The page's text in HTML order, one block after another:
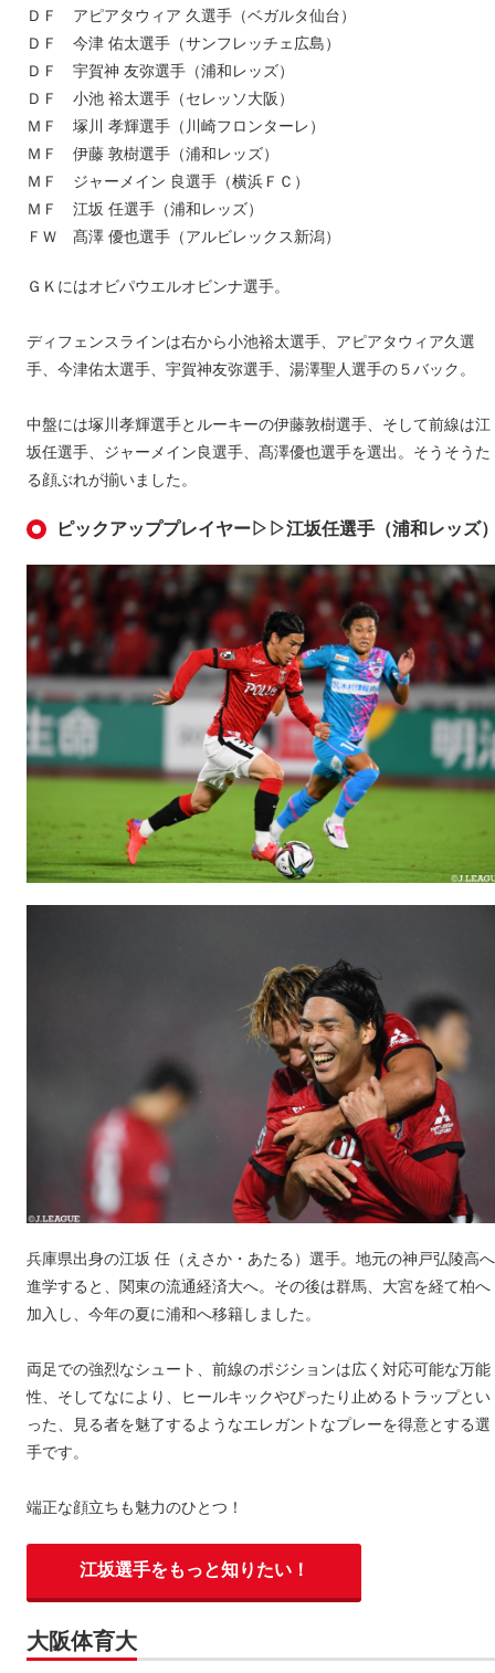
ＤＦ アピアタウィア 久選手（ベガルタ仙台）
ＤＦ 今津 佑太選手（サンフレッチェ広島）
ＤＦ 宇賀神 友弥選手（浦和レッズ）
ＤＦ 小池 裕太選手（セレッソ大阪）
ＭＦ 塚川 孝輝選手（川崎フロンターレ）
ＭＦ 伊藤 敦樹選手（浦和レッズ）
ＭＦ ジャーメイン 良選手（横浜ＦＣ）
ＭＦ 江坂 任選手（浦和レッズ）
ＦＷ 髙澤 優也選手（アルビレックス新潟）
ＧＫにはオビパウエルオビンナ選手。
ディフェンスラインは右から小池裕太選手、アピアタウィア久選
手、今津佑太選手、宇賀神友弥選手、湯澤聖人選手の５バック。
中盤には塚川孝輝選手とルーキーの伊藤敦樹選手、そして前線は江
坂任選手、ジャーメイン良選手、髙澤優也選手を選出。そうそうた
る顔ぶれが揃いました。
ピックアッププレイヤー▷▷江坂任選手（浦和レッズ
兵庫県出身の江坂 任（えさか・あたる）選手。地元の神戸弘陵高へ
進学すると、関東の流通経済大へ。その後は群馬、大宮を経て柏へ
加入し、今年の夏に浦和へ移籍しました。
両足での強烈なシュート、前線のポジションは広く対応可能な万能
性、そしてなにより、ヒールキックやぴったり止めるトラップとい
った、見る者を魅了するようなエレガントなプレーを得意とする選
手です。
端正な顔立ちも魅力のひとつ！
江坂選手をもっと知りたい！
大阪体育大